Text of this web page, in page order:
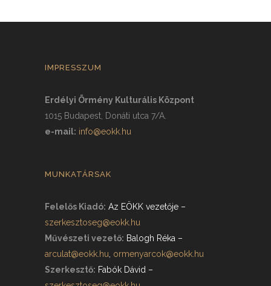
IMPRESSZUM
Erdélyi Örmény Kulturális Központ
1015 Budapest, Donáti utca 7/A.
e-mail: info@eokk.hu
MUNKATÁRSAK
Felelős Kiadó: Az EÖKK vezetője –
szerkesztoseg@eokk.hu
Művészeti vezető: Balogh Réka –
arculat@eokk.hu ormenyarcok@eokk.hu
Szerkesztő: Fabók Dávid –